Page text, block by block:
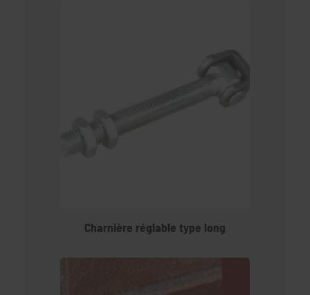
Charnière réglable type long